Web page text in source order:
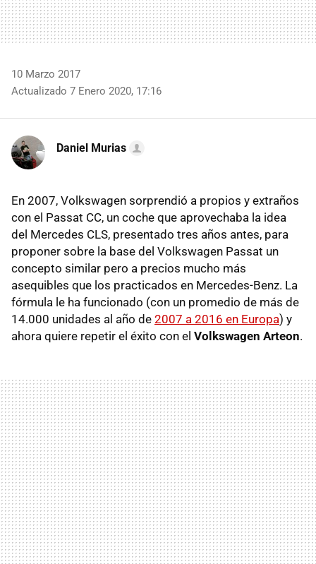
10 Marzo 2017
Actualizado 7 Enero 2020, 17:16
Daniel Murias
En 2007, Volkswagen sorprendió a propios y extraños
con el Passat CC, un coche que aprovechaba la idea
del Mercedes CLS, presentado tres años antes, para
proponer sobre la base del Volkswagen Passat un
concepto similar pero a precios mucho más
asequibles que los practicados en Mercedes-Benz. La
fórmula le ha funcionado (con un promedio de más de
14.000 unidades al año de 2007 a 2016 en Europa) y
ahora quiere repetir el éxito con el Volkswagen Arteon.